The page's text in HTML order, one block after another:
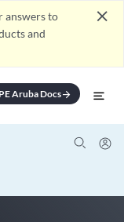
answers to
and
close
Aruba Docsarrow_forward